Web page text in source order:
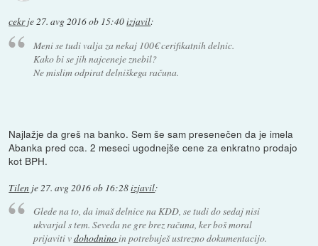
cekrje27. avg 2016 ob 15:40izjavil:
Meni se tudi valja za nekaj 100€ cerifikatnih delnic.
Kako bi se jih najceneje znebil?
Ne mislim odpirat delniškega računa.
Najlažje da greš na banko. Sem še sam presenečen da je imela
Abanka pred cca. 2 meseci ugodnejše cene za enkratno prodajo
kot BPH.
Tilen je27. avg 2016 ob 16:28izjavil:
Glede na to, da imaš delnice na KDD, se tudi do sedaj nisi
ukvarjal s tem. Seveda ne gre brez računa, ker boš moral
prijaviti vdohodninoin potrebuješ ustrezno dokumentacijo.